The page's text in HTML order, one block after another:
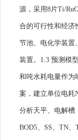
源，采用8片Ti/
合的可行性和经济
节池、电化学装置
装置。1.3 预测模
和吨水耗电量作为
案，建立单位电耗
分析天平、电解槽
BOD5、SS、TN